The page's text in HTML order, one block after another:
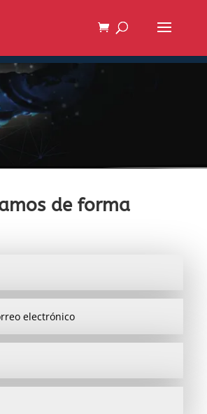
de forma